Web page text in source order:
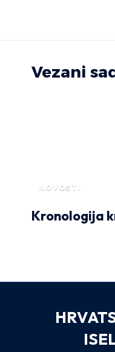
Vezani
NOVOSTI
Kronologija